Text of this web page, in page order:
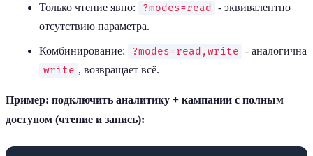
Только чтение явно: ?modes=read
- эквивалентно
отсутствию параметра.
Комбинирование: ?modes=read,write - аналогична
write , возвращает всё.
Пример: подключить аналитику + кампании с полным
доступом (чтение и запись):